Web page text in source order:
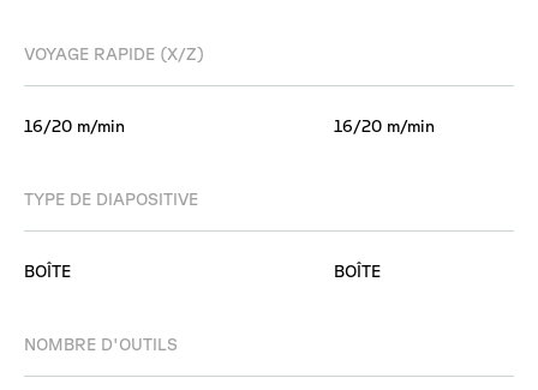
VOYAGE RAPIDE (X/Z)
16/20 m/min
TYPE DE DIAPOSITIVE
BOÎTE
NOMBRE D'OUTILS
16/20 m/min
BOÎTE